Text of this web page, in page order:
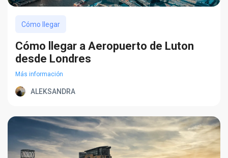
Cómo llegar
Cómo llegar a Aeropuerto de Luton
desde Londres
Más información
ALEKSANDRA